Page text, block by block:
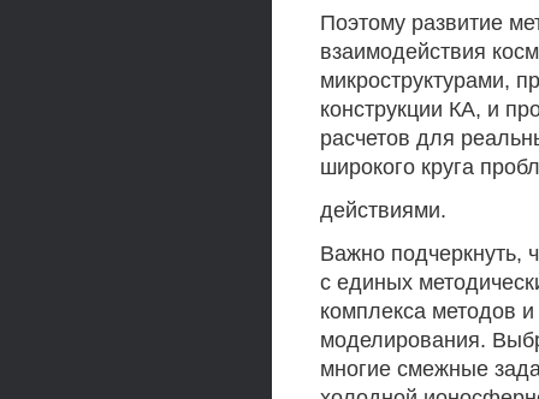
Поэтому развитие
взаимодействия
микроструктурами,
конструкции КА, и
расчетов для
широкого круга
действиями.
Важно подчеркнуть,
с единых
комплекса методов
моделирования.
многие смежные